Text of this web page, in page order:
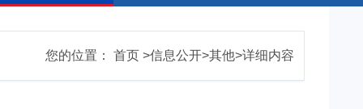
您的位置： 首页 >信息公开>其他>详细内容